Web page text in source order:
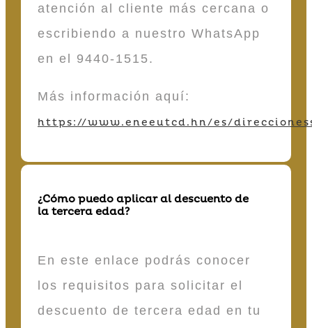
atención al cliente más cercana o
escribiendo a nuestro WhatsApp
en el 9440-1515.
Más información aquí:
https://www.eneeutcd.hn/es/
¿Cómo puedo aplicar al descuento de
la tercera edad?
En este enlace podrás conocer
los requisitos para solicitar el
descuento de tercera edad en tu